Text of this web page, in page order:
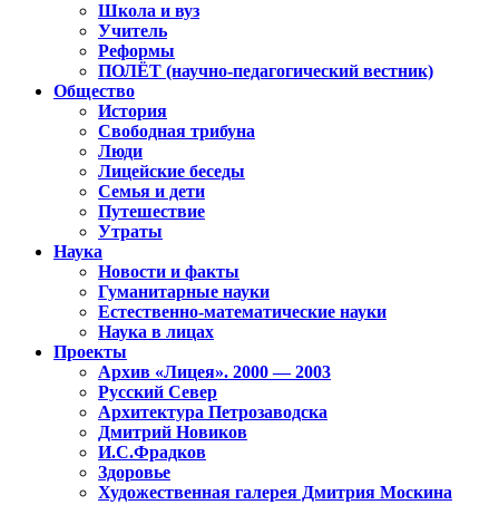
Школа и вуз
Учитель
Реформы
ПОЛЁТ (научно-педагогический вестник)
Общество
История
Свободная трибуна
Люди
Лицейские беседы
Семья и дети
Путешествие
Утраты
Наука
Новости и факты
Гуманитарные науки
Естественно-математические науки
Наука в лицах
Проекты
Архив «Лицея». 2000 — 2003
Русский Север
Архитектура Петрозаводска
Дмитрий Новиков
И.С.Фрадков
Здоровье
Художественная галерея Дмитрия Москина